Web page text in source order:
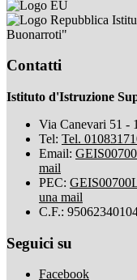
Buonarroti"
Contatti
Istituto d'Istruzione
Via Canevari 51 -
Tel: Tel.
Email:
mail
PEC:
una mail
C.F.:
Seguici su
Facebook